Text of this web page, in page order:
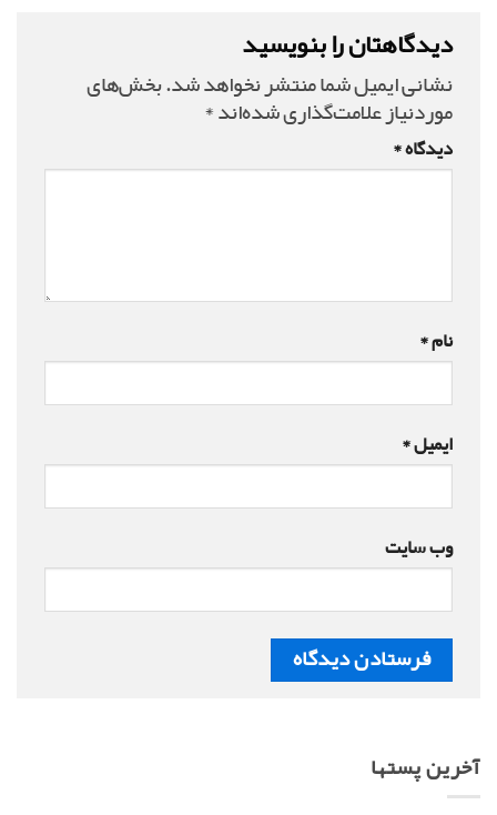
دیدگاهتان را بنویسید
نشانی ایمیل شما منتشر نخواهد شد.بخش‌های
موردنیاز علامت‌گذاری شده‌اند*
دیدگاه*
نام*
ایمیل*
وب‌ سایت
آخرین پستها